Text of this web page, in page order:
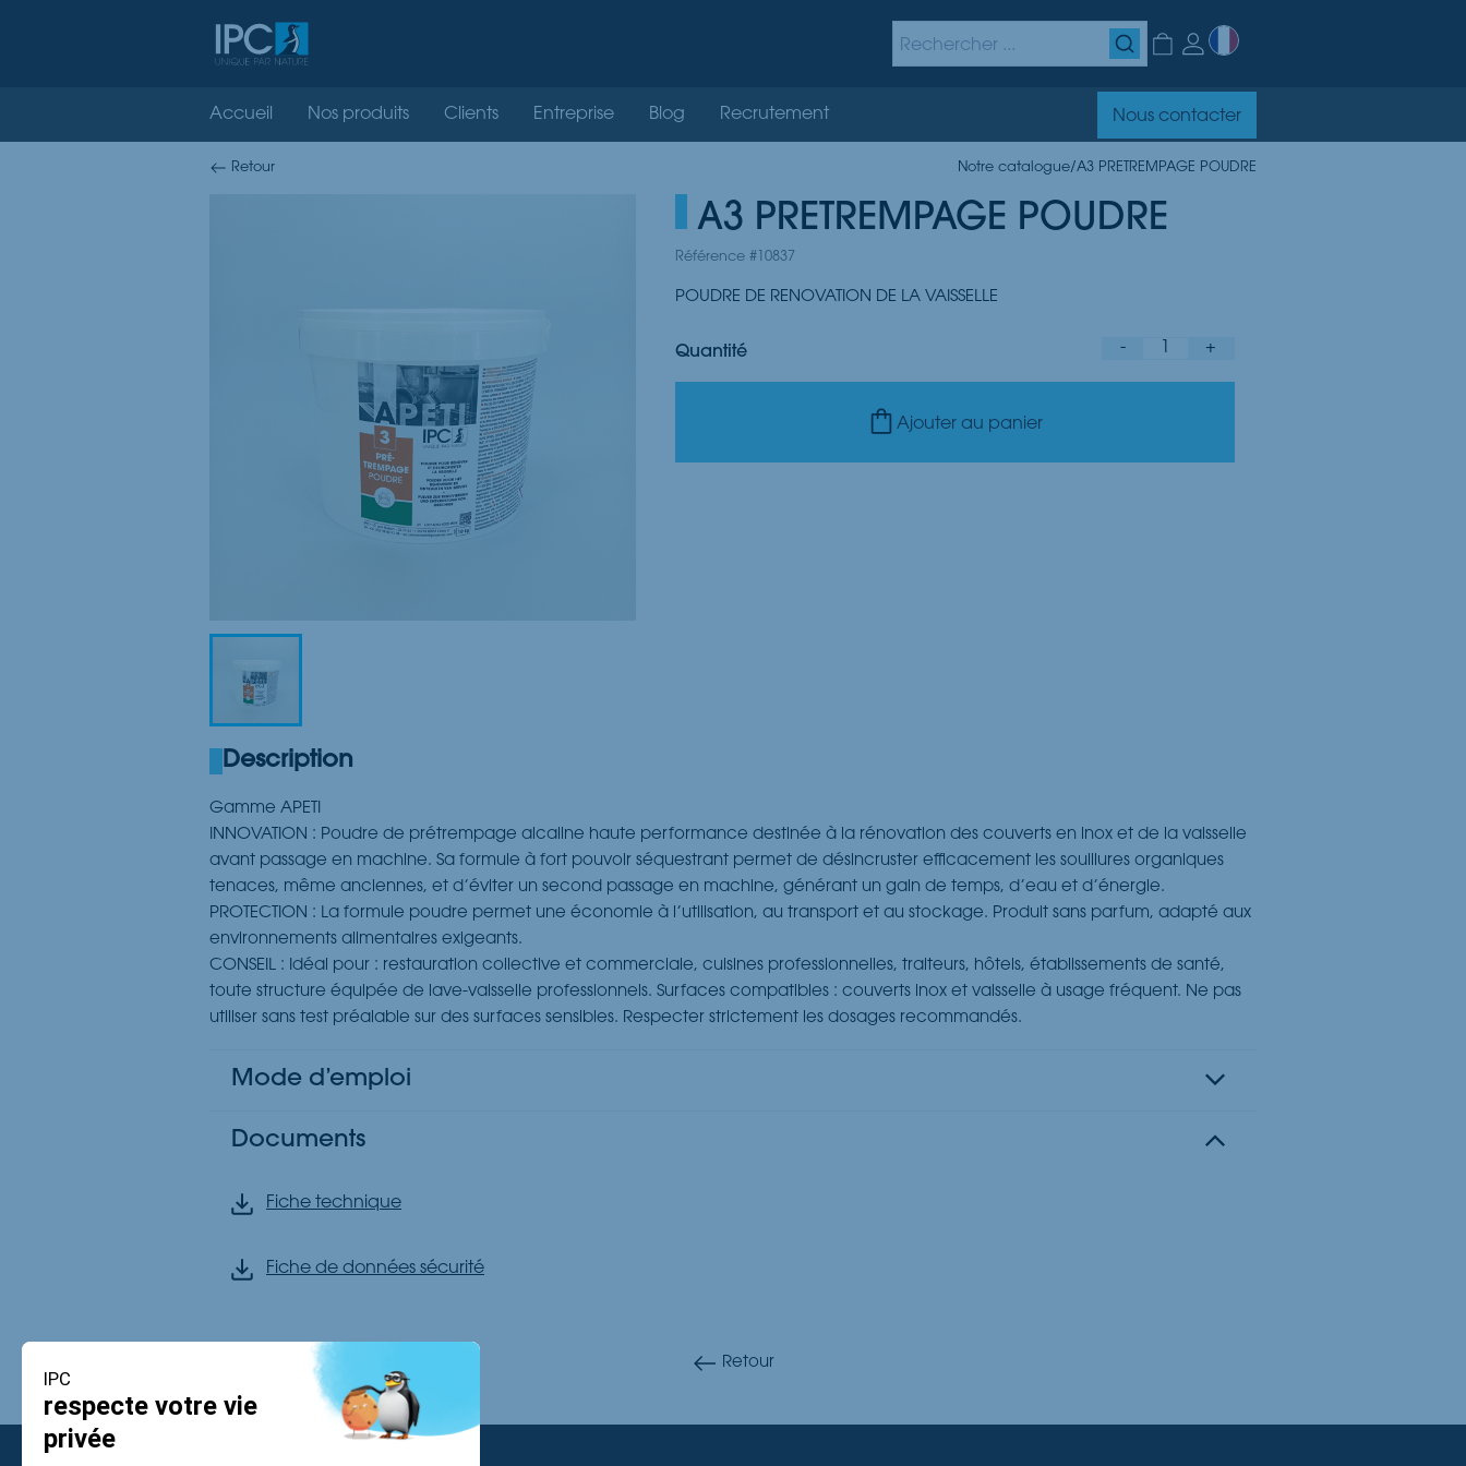
Accueil Nos produits Clients Entreprise Blog Recrutement Nous contacter
Retour Notre catalogue/A3 PRETREMPAGE POUDRE
A3 PRETREMPAGE POUDRE
Référence #10837
POUDRE DE RENOVATION DE LA VAISSELLE
Quantité - +
Ajouter au panier
Description
Gamme APETI
INNOVATION : Poudre de prétrempage alcaline haute performance destinée à la rénovation des couverts en inox et de la vaisselle
avant passage en machine. Sa formule à fort pouvoir séquestrant permet de désincruster efficacement les souillures organiques
tenaces, même anciennes, et d’éviter un second passage en machine, générant un gain de temps, d’eau et d’énergie.
PROTECTION : La formule poudre permet une économie à l’utilisation, au transport et au stockage. Produit sans parfum, adapté aux
environnements alimentaires exigeants.
CONSEIL : Idéal pour : restauration collective et commerciale, cuisines professionnelles, traiteurs, hôtels, établissements de santé,
toute structure équipée de lave-vaisselle professionnels. Surfaces compatibles : couverts inox et vaisselle à usage fréquent. Ne pas
utiliser sans test préalable sur des surfaces sensibles. Respecter strictement les dosages recommandés.
Mode d’emploi
Documents
Fiche technique
Fiche de données sécurité
Retour